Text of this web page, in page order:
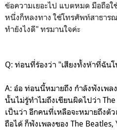
ข้อความเยอะไป แบตหมด มือถือ
หนึ่งก็หลงทาง ใช้โทรศัพท์สาธาร
ทำยังไงดี" ทรมานใจค่ะ
Q: ท่อนที่ร้องว่า "เสียงทั้งห้าที่ฉัน
A: อ๋อ ท่อนนี้หมายถึง กำลังฟังเพล
นั้นไม่รู้ทำไมถึงเขียนผิดไปว่า
เป็นว่า อีกคนที่เหลือจะหมายถึงตัว
ถือได้ ก็ฟังเพลงของ The Beatles,